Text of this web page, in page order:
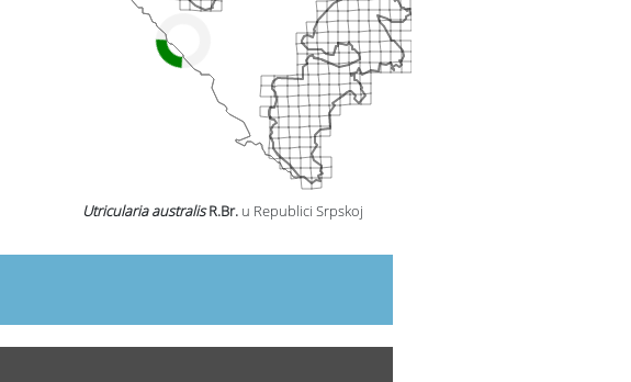
Utricularia australisR.Br. u Republici Srpskoj